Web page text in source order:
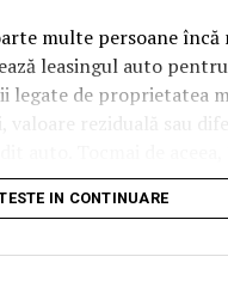
ușor. Un webinar
sine. Cineva îl
îl citează într-un
comunitatea lui. Fiecare
moneda forte în SEO.
sesiune scoți un
multe persoane
leasingul auto
legate de proprietatea
valoare reziduală sau
este important să
tip de finanțare și să știi la
IN CONTINUARE